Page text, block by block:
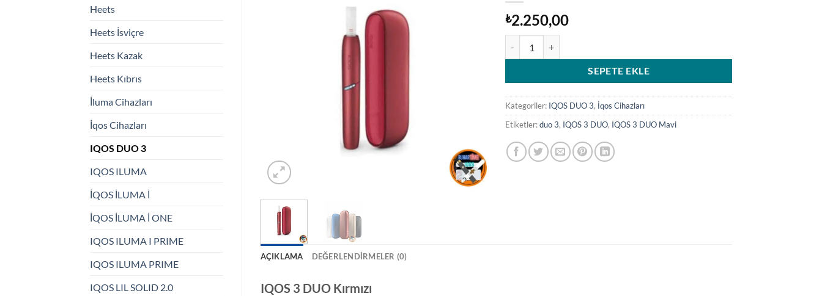
Heets
Heets İsviçre
Heets Kazak
Heets Kıbrıs
İluma Cihazları
İqos Cihazları
IQOS DUO 3
IQOS ILUMA
İQOS İLUMA İ
İQOS İLUMA İ ONE
IQOS ILUMA I PRIME
IQOS ILUMA PRIME
IQOS LIL SOLID 2.0
₺2.250,00
SEPETE EKLE
Kategoriler: IQOS DUO 3, İqos Cihazları
Etiketler:duo 3, IQOS 3 DUO, IQOS 3 DUO Mavi
AÇIKLAMA DEĞERLENDIRMELER (0)
IQOS 3 DUO Kırmızı